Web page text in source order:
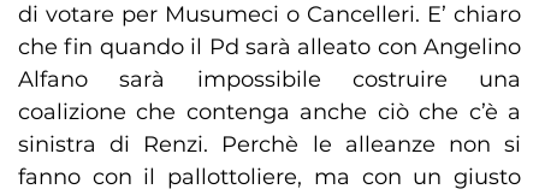
di votare per Musumeci o Cancelleri. E’ chiaro
che fin quando il Pd sarà alleato con Angelino
Alfano sarà impossibile costruire una
coalizione che contenga anche ciò che c’è a
sinistra di Renzi. Perchè le alleanze non si
fanno con il pallottoliere, ma con un giusto